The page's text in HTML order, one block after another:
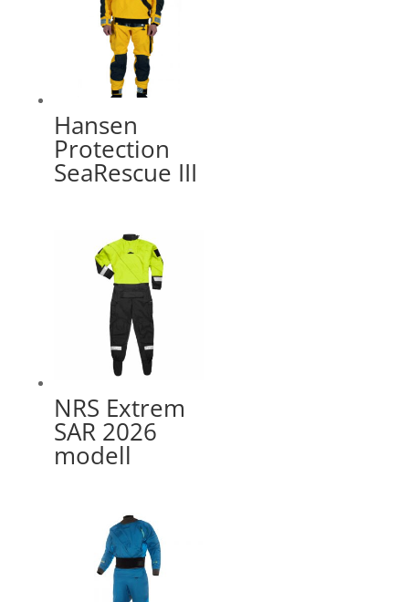
Hansen
Protection
SeaRescue III
NRS Extrem
SAR 2026
modell